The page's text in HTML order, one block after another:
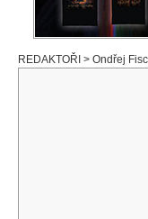
REDAKTOŘI > Ondřej